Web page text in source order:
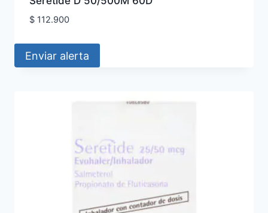
$112.900
Enviar alerta